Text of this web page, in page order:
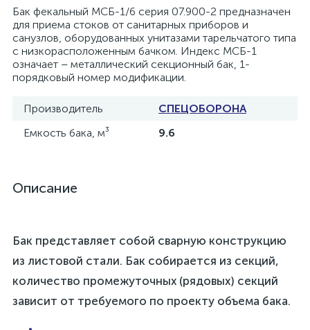
Бак фекальный МСБ-1/6 серия 07.900-2 предназначен
для приема стоков от санитарных приборов и
санузлов, оборудованных унитазами тарельчатого типа
с низкорасположенным бачком. Индекс МСБ-1
означает – металлический секционный бак, 1-
порядковый номер модификации.
Производитель
СПЕЦОБОРОНА
Емкость бака, м³
9.6
Описание
Бак представляет собой сварную конструкцию
из листовой стали. Бак собирается из секций,
количество промежуточных (рядовых) секций
зависит от требуемого по проекту объема бака.